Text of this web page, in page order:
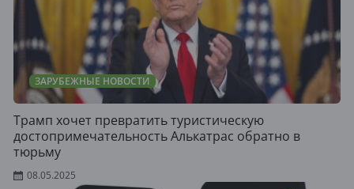
ЗАРУБЕЖНЫЕ НОВОСТИ
Трамп хочет превратить туристическую
достопримечательность Алькатрас обратно в
тюрьму
08.05.2025